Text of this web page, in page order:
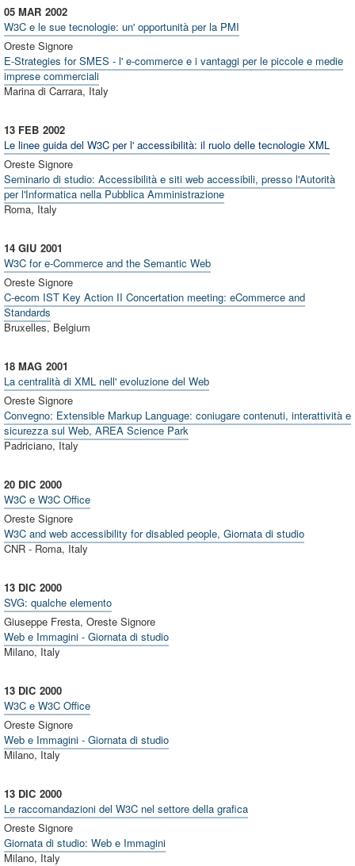
2002
05 MAR
W3C e le sue tecnologie: un' opportunità per la PMI
Oreste Signore
E-Strategies for SMES - l' e-commerce e i vantaggi per le piccole e medie
imprese commerciali
Marina di Carrara, Italy
2002
13 FEB
Le linee guida del W3C per l' accessibilità: il ruolo delle tecnologie XML
Oreste Signore
Seminario di studio: Accessibilità e siti web accessibili, presso l'Autorità
per l'Informatica nella Pubblica Amministrazione
Roma, Italy
2001
14 GIU
W3C for e-Commerce and the Semantic Web
Oreste Signore
C-ecom IST Key Action II Concertation meeting: eCommerce and
Standards
Bruxelles, Belgium
2001
18 MAG
La centralità di XML nell' evoluzione del Web
Oreste Signore
Convegno: Extensible Markup Language: coniugare contenuti, interattività e
sicurezza sul Web, AREA Science Park
Padriciano, Italy
2000
20 DIC
W3C e W3C Office
Oreste Signore
W3C and web accessibility for disabled people, Giornata di studio
CNR - Roma, Italy
2000
13 DIC
SVG: qualche elemento
Giuseppe Fresta, Oreste Signore
Web e Immagini - Giornata di studio
Milano, Italy
2000
13 DIC
W3C e W3C Office
Oreste Signore
Web e Immagini - Giornata di studio
Milano, Italy
2000
13 DIC
Le raccomandazioni del W3C nel settore della grafica
Oreste Signore
Giornata di studio: Web e Immagini
Milano, Italy